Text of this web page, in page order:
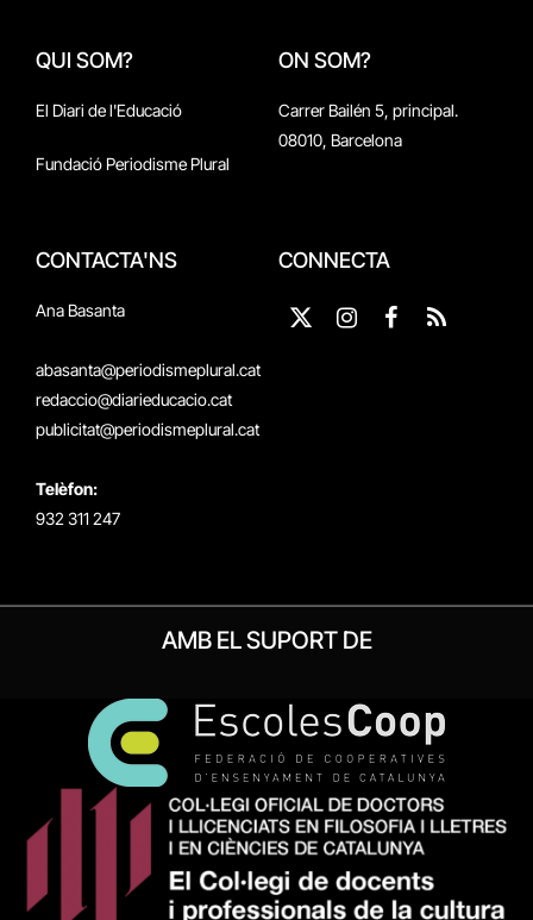
QUI SOM?
El Diari de l'Educació
Fundació Periodisme Plural
ON SOM?
Carrer Bailén 5, principal.
08010, Barcelona
CONTACTA'NS
Ana Basanta
abasanta@periodismeplural.cat
redaccio@diarieducacio.cat
publicitat@periodismeplural.cat
Telèfon:
932 311 247
CONNECTA
X
InstagramFacebook
RSS
AMB EL SUPORT DE